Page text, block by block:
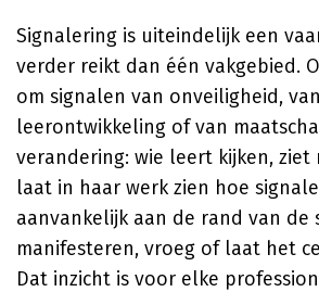
Signalering is uiteindelijk een
verder reikt dan één vakgebied.
om signalen van onveiligheid, van
leerontwikkeling of van
verandering: wie leert kijken, ziet
laat in haar werk zien hoe
aanvankelijk aan de rand van de
manifesteren, vroeg of laat het
Dat inzicht is voor elke